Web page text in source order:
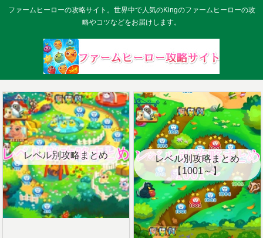
ファームヒーローの攻略サイト。世界中で人気のKingのファームヒーローの攻
略やコツなどをお届けします。
レベル別攻略まとめ
レベル別攻略まとめ
【1001～】